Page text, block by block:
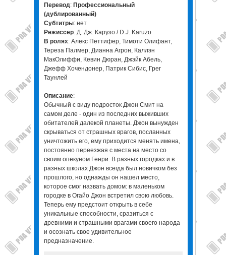
Перевод: Профессиональный
(дублированный)
Cубтитры: нет
Режиссер: Д. Дж. Карузо / D.J. Karuzo
В ролях: Алекс Петтифер, Тимоти Олифант,
Тереза Палмер, Дианна Агрон, Каллэн
МакОлиффи, Кевин Дюран, Джэйк Абель,
Джефф Хочендонер, Патрик Сибис, Грег
Таунлей
Описание:
Обычный с виду подросток Джон Смит на
самом деле - один из последних выживших
обитателей далекой планеты. Джон вынужден
скрываться от страшных врагов, посланных
уничтожить его, ему приходится менять имена,
постоянно переезжая с места на место со
своим опекуном Генри. В разных городках и в
разных школах Джон всегда был новичком без
прошлого, но однажды он нашел место,
которое смог назвать домом: в маленьком
городке в Огайо Джон встретил свою любовь.
Теперь ему предстоит открыть в себе
уникальные способности, сразиться с
древними и страшными врагами своего народа
и осознать свое удивительное
предназначение.